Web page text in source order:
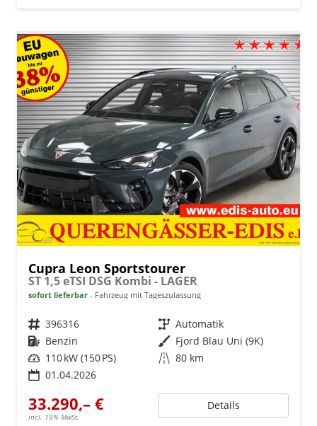
Cupra Leon Sportstourer
ST 1,5 eTSI DSG Kombi - LAGER
sofort lieferbar Fahrzeug mit Tageszulassung
Fahrzeugnr. 396316 Getriebe Automatik
Kraftstoff Benzin Außenfarbe Fjord Blau Uni (9K)
Leistung 110 kW (150 PS) Kilometerstand 80 km
01.04.2026
33.290,– €
incl. 19% MwSt.
Details